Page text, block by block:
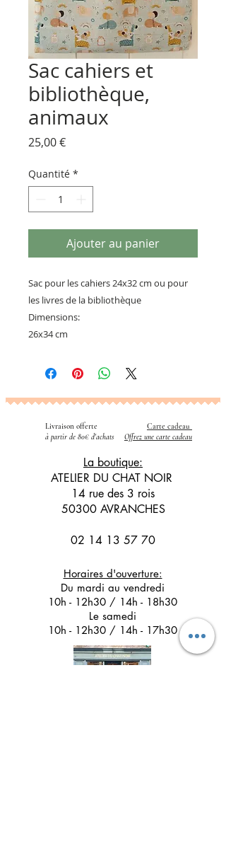
Sac cahiers et
bibliothèque,
animaux
25,00 €Prix
Quantité *
Ajouter au panier
Sac pour les cahiers 24x32 cm ou pour
les livres de la bibliothèque
Dimensions:
26x34 cm
Livraison offerte
à partir de 80€ d'achats
Carte cadeau
Offrez une carte cadeau
La boutique:
ATELIER DU CHAT NOIR
14 rue des 3 rois
50300 AVRANCHES
02 14 13 57 70
Horaires d'ouverture:
Du mardi au vendredi
10h - 12h30 / 14h - 18h30
Le samedi
10h - 12h30 / 14h - 17h30